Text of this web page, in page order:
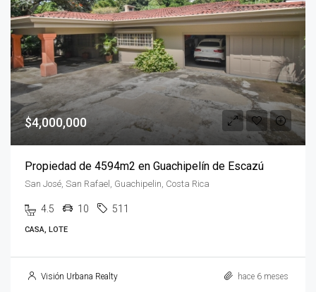
$4,000,000
Propiedad de 4594m2 en Guachipelín de Escazú
San José, San Rafael, Guachipelin, Costa Rica
4.5 10 511
CASA, LOTE
Visión Urbana Realty hace 6 meses